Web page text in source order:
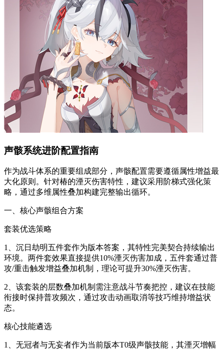
声骸系统进阶配置指南
作为战斗体系的重要组成部分，声骸配置需要遵循属性增益最
大化原则。针对椿的湮灭伤害特性，建议采用阶梯式强化策
略，通过多维属性叠加构建完整输出循环。
一、核心声骸组合方案
套装优选策略
1、沉日劫明五件套作为版本答案，其特性完美契合持续输出
环境。两件套效果直接提供10%湮灭伤害加成，五件套通过普
攻/重击触发增益叠加机制，理论可提升30%湮灭伤害。
2、该套装的层数叠加机制需注意战斗节奏把控，建议在技能
衔接时保持普攻频次，通过攻击动画取消等技巧维持增益状
态。
核心技能遴选
1、无冠者与无妄者作为当前版本T0级声骸技能，其湮灭增幅